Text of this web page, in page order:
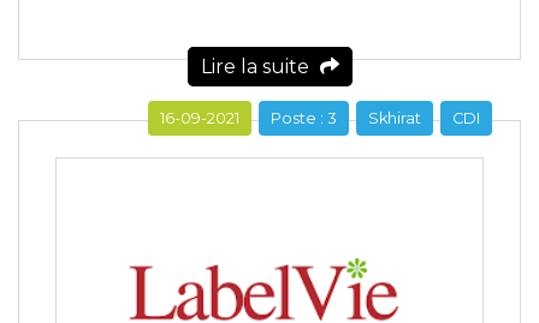
Lire la suite
CDI
Skhirat
Poste : 3
16-09-2021